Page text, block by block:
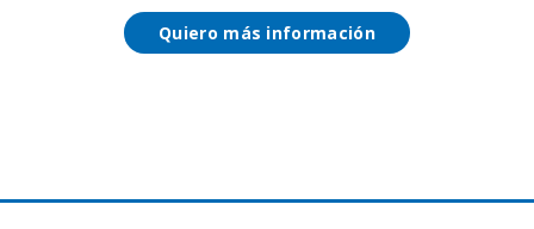
Quiero más información